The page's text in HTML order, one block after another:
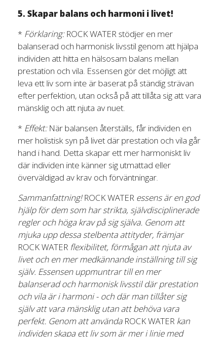
5. Skapar balans och harmoni i livet!
* Förklaring:ROCK WATER stödjer en mer
balanserad och harmonisk livsstil genom att hjälpa
individen att hitta en hälsosam balans mellan
prestation och vila. Essensen gör det möjligt att
leva ett liv som inte är baserat på ständig strävan
efter perfektion, utan också på att tillåta sig att vara
mänsklig och att njuta av nuet.
* Effekt: När balansen återställs, får individen en
mer holistisk syn på livet där prestation och vila går
hand i hand. Detta skapar ett mer harmoniskt liv
där individen inte känner sig utmattad eller
överväldigad av krav och förväntningar.
Sammanfattning!ROCK WATER essens är en god
hjälp för dem som har strikta, självdisciplinerade
regler och höga krav på sig själva. Genom att
mjuka upp dessa stelbenta attityder, främjar
ROCK WATER flexibilitet, förmågan att njuta av
livet och en mer medkännande inställning till sig
själv. Essensen uppmuntrar till en mer
balanserad och harmonisk livsstil där prestation
och vila är i harmoni - och där man tillåter sig
själv att vara mänsklig utan att behöva vara
perfekt. Genom att använda ROCK WATER kan
individen skapa ett liv som är mer i linje med